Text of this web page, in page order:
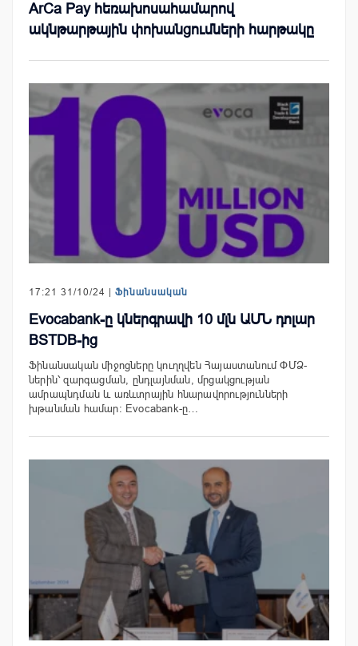
ArCa Pay հեռախոսահամարով
ակնթարթային փոխանցումների հարթակը
17:21 31/10/24 | Ֆինանսական
Evocabank-ը կներգրավի 10 մլն ԱՄՆ դոլար
BSTDB-ից
Ֆինանսական միջոցները կուղղվեն Հայաստանում ՓՄՁ-
ներին՝ զարգացման, ընդլայնման, մրցակցության
ամրապնդման և առևտրային հնարավորությունների
խթանման համար։ Evocabank-ը…